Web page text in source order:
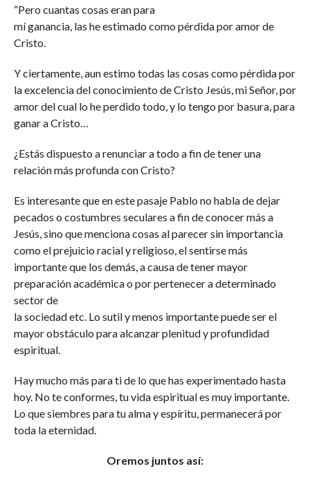
“Pero cuantas cosas eran para
mí ganancia, las he estimado como pérdida por amor de
Cristo.
Y ciertamente, aun estimo todas las cosas como pérdida por
la excelencia del conocimiento de Cristo Jesús, mi Señor, por
amor del cual lo he perdido todo, y lo tengo por basura, para
ganar a Cristo…
¿Estás dispuesto a renunciar a todo a fin de tener una
relación más profunda con Cristo?
Es interesante que en este pasaje Pablo no habla de dejar
pecados o costumbres seculares a fin de conocer más a
Jesús, sino que menciona cosas al parecer sin importancia
como el prejuicio racial y religioso, el sentirse más
importante que los demás, a causa de tener mayor
preparación académica o por pertenecer a determinado
sector de
la sociedad etc. Lo sutil y menos importante puede ser el
mayor obstáculo para alcanzar plenitud y profundidad
espiritual.
Hay mucho más para ti de lo que has experimentado hasta
hoy. No te conformes, tu vida espiritual es muy importante.
Lo que siembres para tu alma y espíritu, permanecerá por
toda la eternidad.
Oremos juntos así: